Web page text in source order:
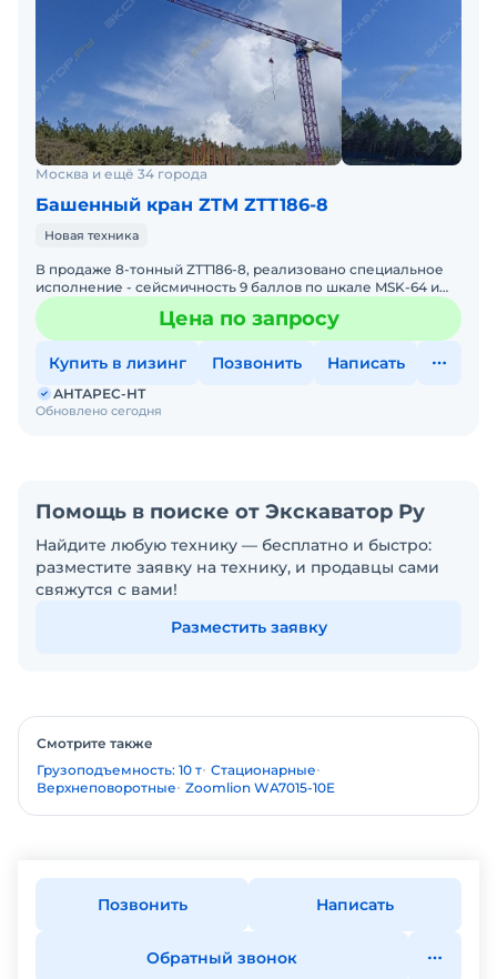
Москва и ещё 34 города
Башенный кран ZTM ZTT186-8
Новая техника
В продаже 8-тонный ZTT186-8, реализовано специальное
исполнение - сейсмичность 9 баллов по шкале MSK-64 и
особый ветровой район. АНТАРЕС-НТ предлагает к
покупке
Цена по запросу
Купить в лизинг Позвонить Написать
Обновлено сегодня
АНТАРЕС-НТ
Помощь в поиске от Экскаватор Ру
Найдите любую технику — бесплатно и быстро:
разместите заявку на технику, и продавцы сами
свяжутся с вами!
Разместить заявку
Смотрите также
Грузоподъемность: 10 т Стационарные
Верхнеповоротные Zoomlion WA7015-10E
Позвонить Написать
Обратный звонок